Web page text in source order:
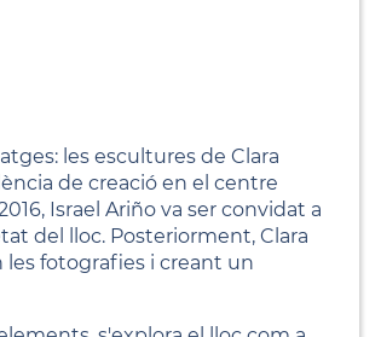
les escultures de Clara
de creació en el centre
Israel Ariño va ser convidat a
del lloc. Posteriorment, Clara
fotografies i creant un